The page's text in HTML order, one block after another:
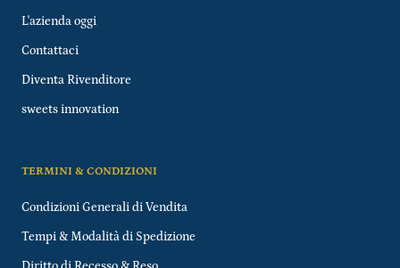
L'azienda oggi
Contattaci
Diventa Rivenditore
sweets innovation
TERMINI & CONDIZIONI
Condizioni Generali di Vendita
Tempi & Modalità di Spedizione